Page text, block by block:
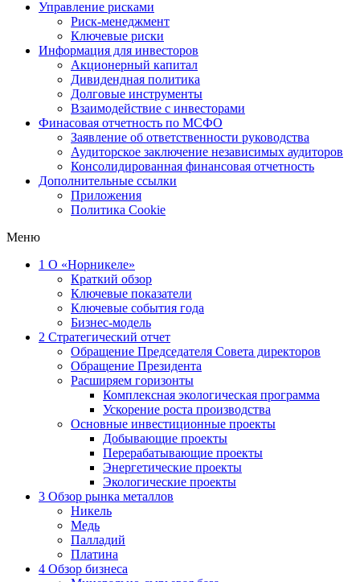
Управление рисками
Риск-менеджмент
Ключевые риски
Информация для инвесторов
Акционерный капитал
Дивидендная политика
Долговые инструменты
Взаимодействие с инвеcторами
Финасовая отчетность по МСФО
Заявление об ответственности руководства
Аудиторское заключение независимых аудиторов
Консолидированная финансовая отчетность
Дополнительные ссылки
Приложения
Политика Cookie
Меню
1 О «Норникеле»
Краткий обзор
Ключевые показатели
Ключевые события года
Бизнес-модель
2 Стратегический отчет
Обращение Председателя Совета директоров
Обращение Президента
Расширяем горизонты
Комплексная экологическая программа
Ускорение роста производства
Основные инвестиционные проекты
Добывающие проекты
Перерабатывающие проекты
Энергетические проекты
Экологические проекты
3 Обзор рынка металлов
Никель
Медь
Палладий
Платина
4 Обзор бизнеса